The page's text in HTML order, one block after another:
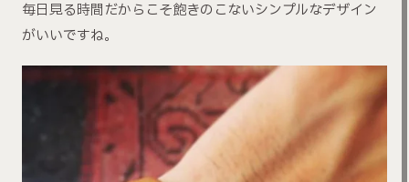
毎日見る時間だからこそ飽きのこないシンプルなデザイン
がいいですね。